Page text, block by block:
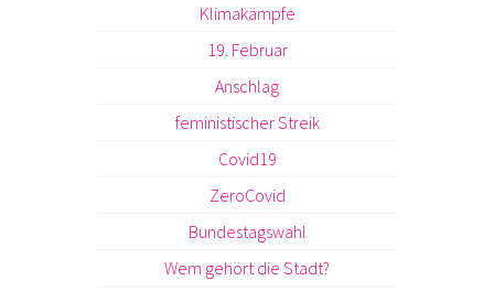
Klimakämpfe
19. Februar
Anschlag
feministischer Streik
Covid19
ZeroCovid
Bundestagswahl
Wem gehört die Stadt?